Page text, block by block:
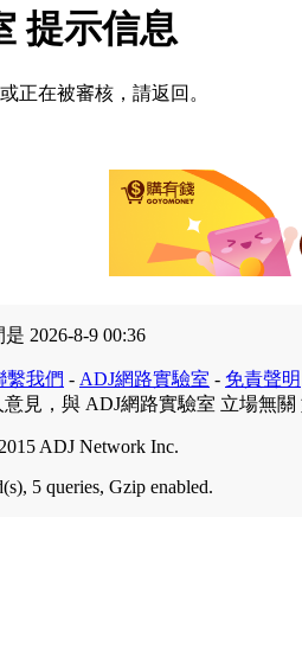
提示信息
正在被審核，請返回。
2026-8-9 00:36
繫我們 - ADJ網路實驗室 - 免責聲明
見，與 ADJ網路實驗室 立場無
ADJ Network Inc.
5 queries, Gzip enabled.